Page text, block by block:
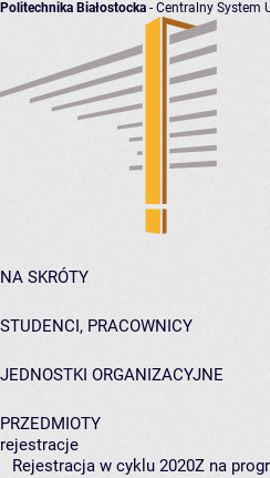
Politechnika Białostocka - Centralny System
NA SKRÓTY
STUDENCI, PRACOWNICY
JEDNOSTKI ORGANIZACYJNE
PRZEDMIOTY
rejestracje
Rejestracja w cyklu 2020Z na